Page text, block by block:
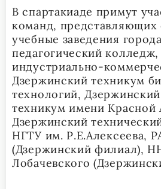
В спартакиаде примут
команд,
учебные заведения
педагогический
индустриально-
Дзержинский техникум
технологий,
техникум имени Красной
Дзержинский
НГТУ им. Р.Е.Алексеева,
(Дзержинский филиал),
Лобачевского